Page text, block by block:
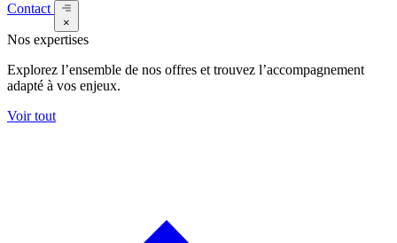
Contact
×
Nos expertises
Explorez l’ensemble de nos offres et trouvez l’accompagnement
adapté à vos enjeux.
Voir tout